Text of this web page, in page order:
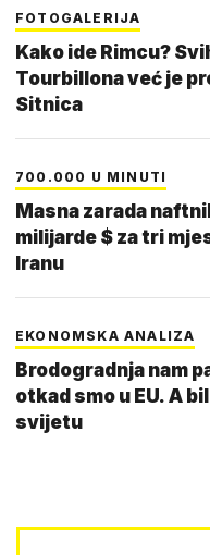
FOTOGALERIJA
Kako ide Rimcu?
Tourbillona već je
Sitnica
700.000 U MINUTI
Masna zarada
milijarde $ za tri
Iranu
EKONOMSKA ANALIZA
Brodogradnja nam
otkad smo u EU. A
svijetu